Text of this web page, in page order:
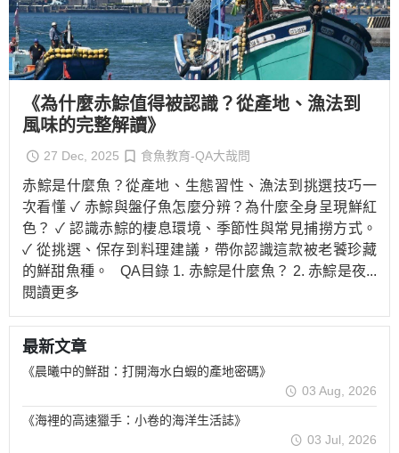
《為什麼赤鯮值得被認識？從產地、漁法到
風味的完整解讀》
27 Dec, 2025 食魚教育-QA大哉問
赤鯮是什麼魚？從產地、生態習性、漁法到挑選技巧一
次看懂 ✓ 赤鯮與盤仔魚怎麼分辨？為什麼全身呈現鮮紅
色？ ✓ 認識赤鯮的棲息環境、季節性與常見捕撈方式。
✓ 從挑選、保存到料理建議，帶你認識這款被老饕珍藏
的鮮甜魚種。 QA目錄 1. 赤鯮是什麼魚？ 2. 赤鯮是夜...
閱讀更多
最新文章
《晨曦中的鮮甜：打開海水白蝦的產地密碼》
03 Aug, 2026
《海裡的高速獵手：小卷的海洋生活誌》
03 Jul, 2026